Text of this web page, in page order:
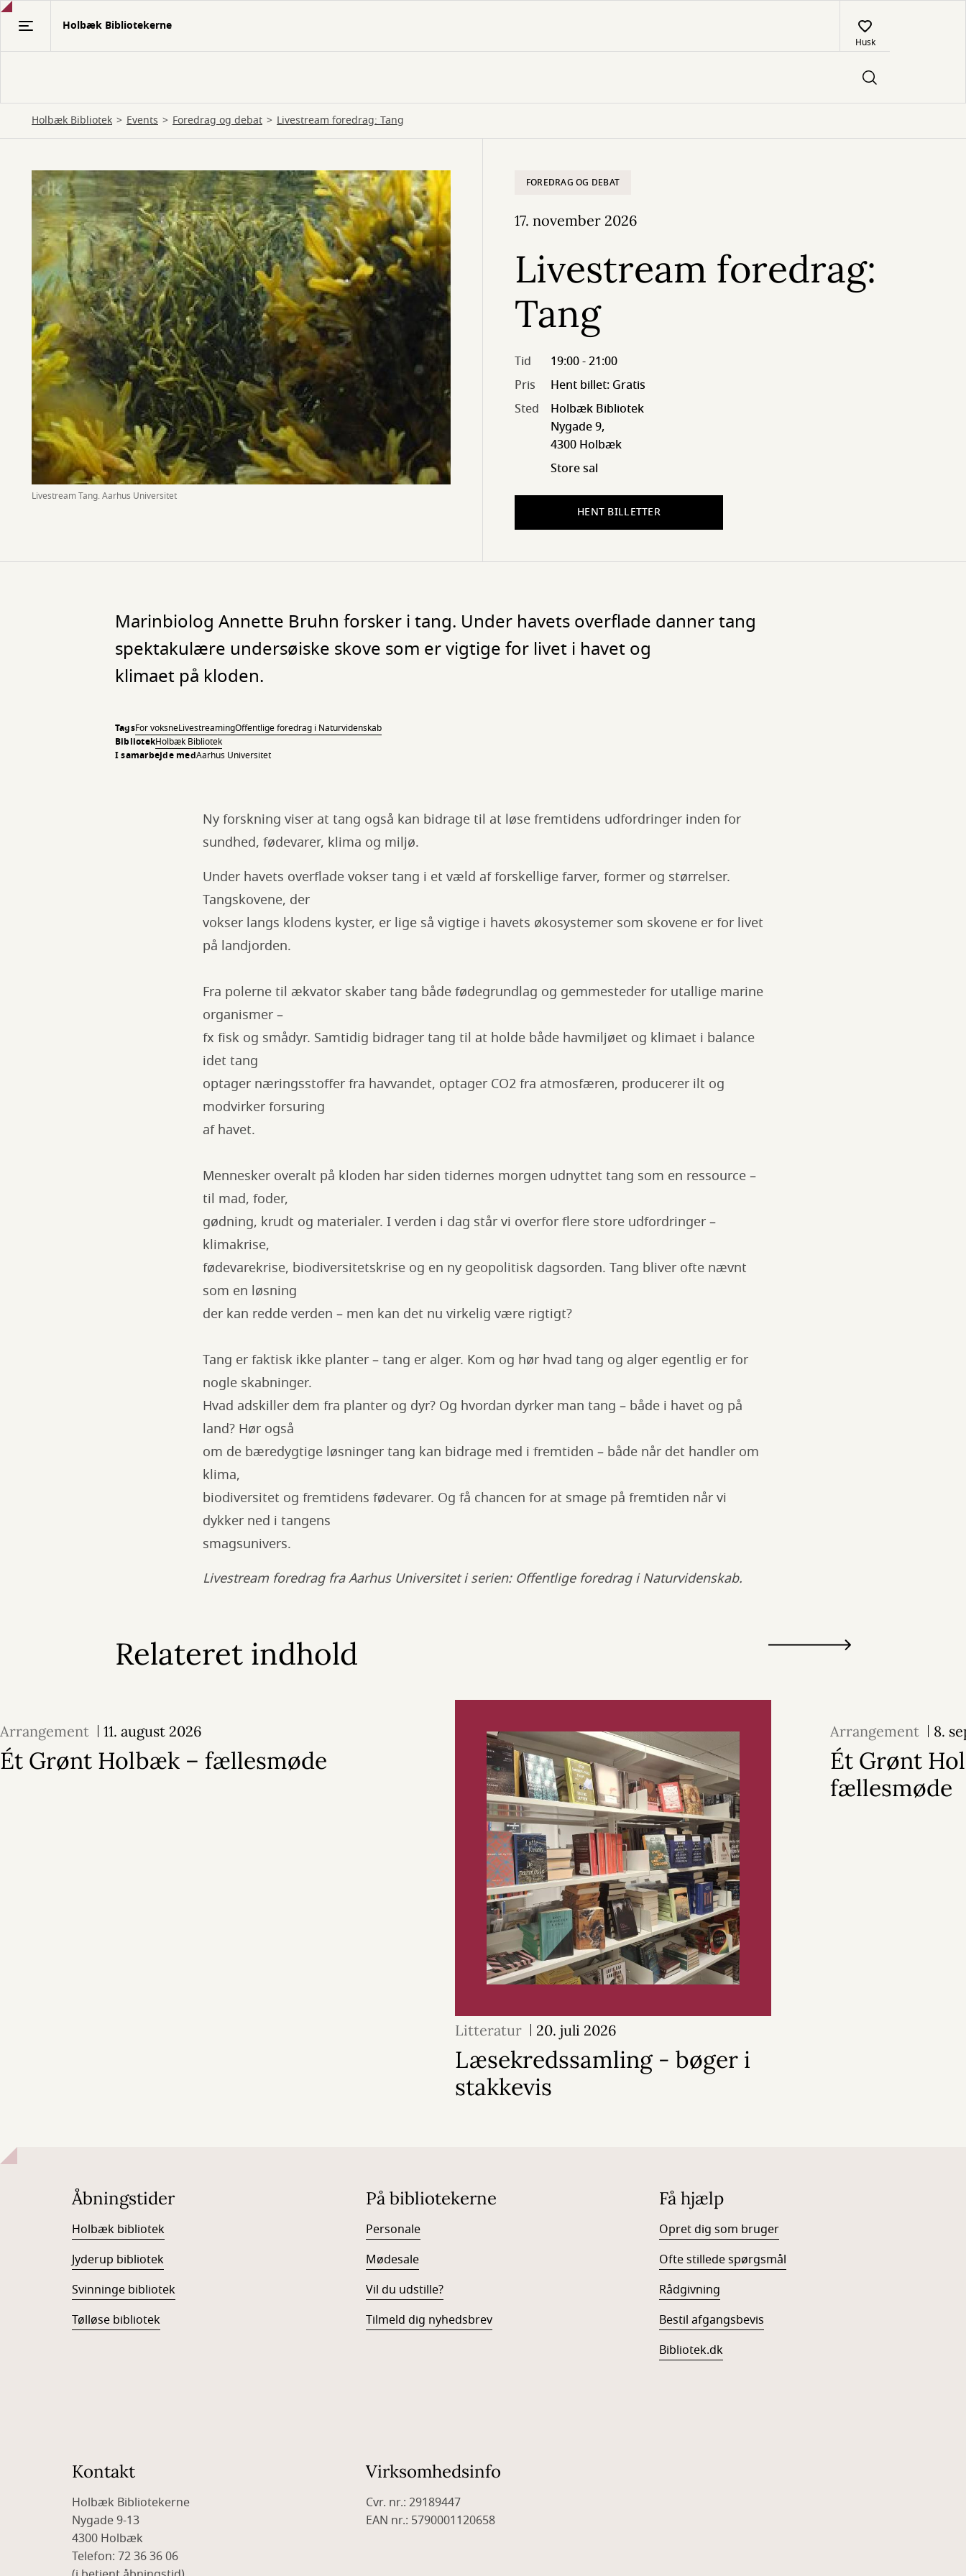
Gå
Holbæk Bibliotekerne
Husk
Holbæk Bibliotek Events Foredrag og debat Livestream foredrag: Tang
Livestream Tang. Aarhus Universitet
FOREDRAG OG DEBAT
17. november 2026
Livestream foredrag:
Tang
Tid
19:00 - 21:00
Pris
Hent billet: Gratis
Sted
Holbæk Bibliotek
Nygade 9,
4300 Holbæk
Store sal
HENT BILLETTER
Marinbiolog Annette Bruhn forsker i tang. Under havets overflade danner tang
spektakulære undersøiske skove som er vigtige for livet i havet og
klimaet på kloden.
TagsFor voksneLivestreamingOffentlige foredrag i Naturvidenskab
BibliotekHolbæk Bibliotek
I samarbejde medAarhus Universitet
Ny forskning viser at tang også kan bidrage til at løse fremtidens udfordringer inden for
sundhed, fødevarer, klima og miljø.
Under havets overflade vokser tang i et væld af forskellige farver, former og størrelser.
Tangskovene, der
vokser langs klodens kyster, er lige så vigtige i havets økosystemer som skovene er for livet
på landjorden.
Fra polerne til ækvator skaber tang både fødegrundlag og gemmesteder for utallige marine
organismer –
fx fisk og smådyr. Samtidig bidrager tang til at holde både havmiljøet og klimaet i balance
idet tang
optager næringsstoffer fra havvandet, optager CO2 fra atmosfæren, producerer ilt og
modvirker forsuring
af havet.
Mennesker overalt på kloden har siden tidernes morgen udnyttet tang som en ressource –
til mad, foder,
gødning, krudt og materialer. I verden i dag står vi overfor flere store udfordringer –
klimakrise,
fødevarekrise, biodiversitetskrise og en ny geopolitisk dagsorden. Tang bliver ofte nævnt
som en løsning
der kan redde verden – men kan det nu virkelig være rigtigt?
Tang er faktisk ikke planter – tang er alger. Kom og hør hvad tang og alger egentlig er for
nogle skabninger.
Hvad adskiller dem fra planter og dyr? Og hvordan dyrker man tang – både i havet og på
land? Hør også
om de bæredygtige løsninger tang kan bidrage med i fremtiden – både når det handler om
klima,
biodiversitet og fremtidens fødevarer. Og få chancen for at smage på fremtiden når vi
dykker ned i tangens
smagsunivers.
Livestream foredrag fra Aarhus Universitet i serien: Offentlige foredrag i Naturvidenskab.
Relateret indhold
Arrangement 11. august 2026
Ét Grønt Holbæk – fællesmøde
Litteratur 20. juli 2026
Læsekredssamling - bøger i
stakkevis
Arrangement 8.
Ét Grønt
fællesmøde
Åbningstider
Holbæk bibliotek
Jyderup bibliotek
Svinninge bibliotek
Tølløse bibliotek
På bibliotekerne
Personale
Mødesale
Vil du udstille?
Tilmeld dig nyhedsbrev
Få hjælp
Opret dig som bruger
Ofte stillede spørgsmål
Rådgivning
Bestil afgangsbevis
Bibliotek.dk
Kontakt
Holbæk Bibliotekerne
Nygade 9-13
4300 Holbæk
Telefon: 72 36 36 06
Virksomhedsinfo
Cvr. nr.: 29189447
EAN nr.: 5790001120658